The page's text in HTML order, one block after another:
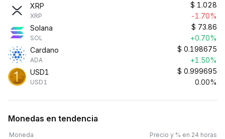
XRP
XRP
$ 1.028
-1.70%
Solana
SOL
$ 73.86
+0.70%
Cardano
ADA
$ 0.198675
+1.50%
USD1
USD1
$ 0.999695
0.00%
Monedas en tendencia
Moneda Precio y % en 24 horas